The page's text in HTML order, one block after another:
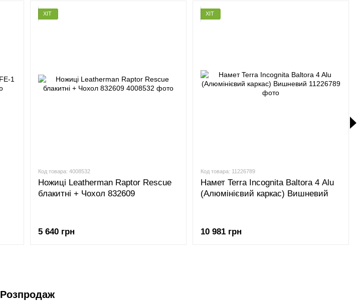
ХІТ
Код товара: 4008532
Ножиці Leatherman Raptor Rescue
блакитні + Чохол 832609
5 640 грн
ХІТ
Код товара: 11226789
Намет Terra Incognita Baltora 4 Alu
(Алюмінієвий каркас) Вишневий
10 981 грн
Розпродаж